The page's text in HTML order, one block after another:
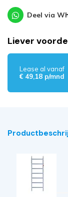
Deel via
Liever
Lease al vanaf
€ 49,18 p/mnd